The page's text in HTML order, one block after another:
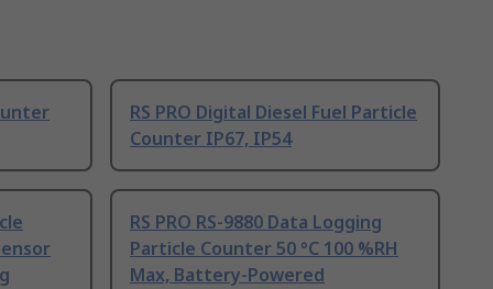
RS PRO Digital Diesel Fuel Particle
Counter IP67, IP54
RS PRO RS-9880 Data Logging
Particle Counter 50 °C 100 %RH
Max, Battery-Powered